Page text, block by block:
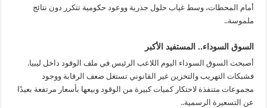
أمام المحطات، وسط غياب حلول جذرية ووعود حكومية تتكرر دون نتائج
ملموسة..
السوق السوداء.. المستفيد الأكبر
أصبحت السوق السوداء اليوم اللاعب الرئيس في ملف الوقود داخل ليبيا.
فشبكات التهريب والتخزين غير القانوني تستغل ضعف الرقابة ووجود
مجموعات متنفذة لاحتكار كميات كبيرة من الوقود وبيعها بأسعار مرتفعة بعيدًا
عن التسعيرة الرسمية..